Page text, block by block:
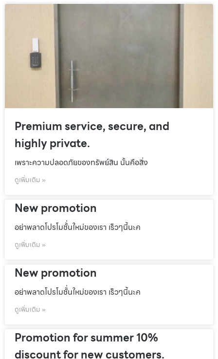
Premium service, secure, and
highly private.
เพราะความปลอดภัยของทรัพย์สิน นั้นคือสิ่ง
ดูเพิ่มเติม »
New promotion
อย่าพลาดโปรโมชั้่นใหม่ของเรา เร็วๆนี้นะค
ดูเพิ่มเติม »
New promotion
อย่าพลาดโปรโมชั้่นใหม่ของเรา เร็วๆนี้นะค
ดูเพิ่มเติม »
Promotion for summer 10%
discount for new customers.